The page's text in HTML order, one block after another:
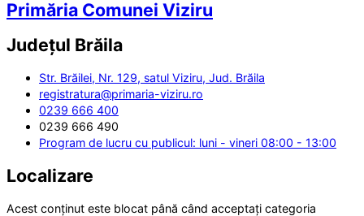
Primăria Comunei Viziru
Județul Brăila
Str. Brăilei, Nr. 129, satul Viziru, Jud. Brăila
registratura@primaria-viziru.ro
0239 666 400
0239 666 490
Program de lucru cu publicul: luni - vineri 08:00 - 13:00
Localizare
Acest conținut este blocat până când acceptați categoria